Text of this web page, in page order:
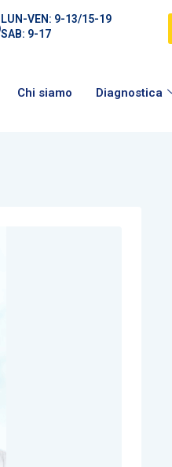
LUN-VEN: 9-13/15-19
SAB: 9-17
Chi siamo Diagnostica